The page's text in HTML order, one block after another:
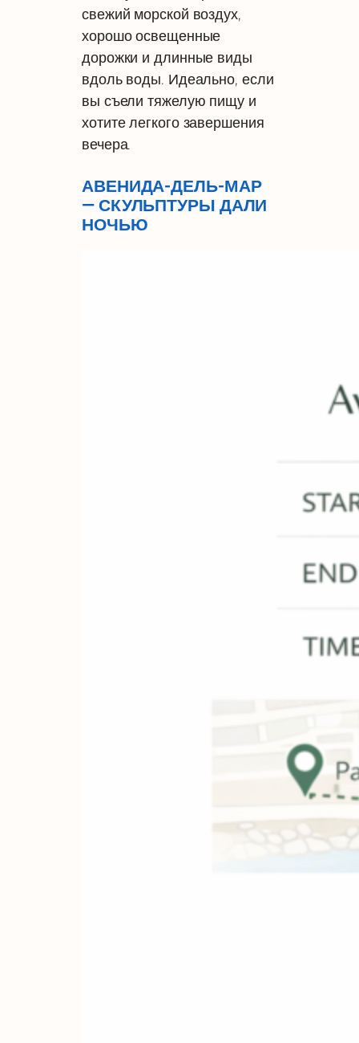
свежий морской воздух,
хорошо освещенные
дорожки и длинные виды
вдоль воды. Идеально, если
вы съели тяжелую пищу и
хотите легкого завершения
вечера.
АВЕНИДА-ДЕЛЬ-МАР
— СКУЛЬПТУРЫ ДАЛИ
НОЧЬЮ